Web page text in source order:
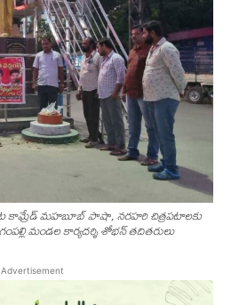
కామ్రేడ్ మహబూబ్ పాషా, నరహరి చిత్రపటాలకు
మండల కార్యదర్శి శోభన్ తదితరులు
Advertisement